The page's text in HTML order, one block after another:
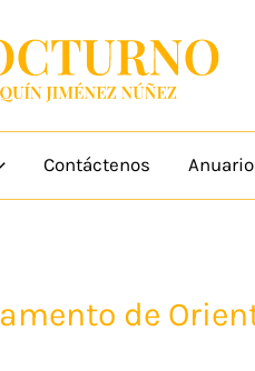
Contáctenos
de